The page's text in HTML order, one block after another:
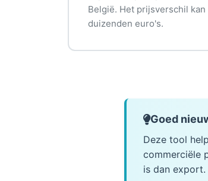
België. Het prijsverschil
duizenden euro's.
Goed
Deze tool
commerciële
is dan export.